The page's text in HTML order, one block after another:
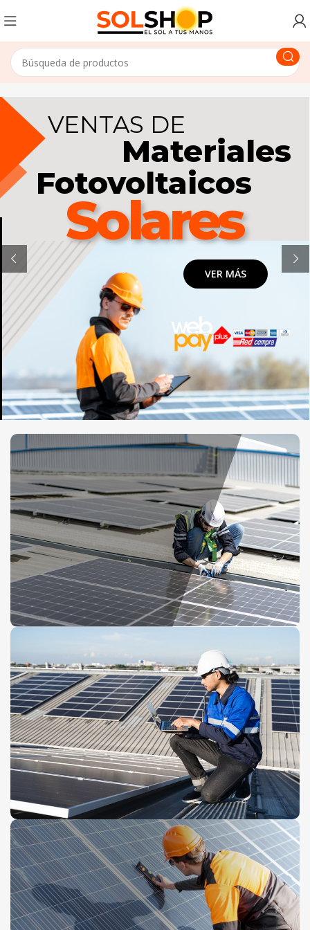
Materiales
Fotovoltaicos
Solares
VER MÁS
VENTAS DE
Seguridad
Productos
Accesorios
PROTECCIÓN
ANTE TODO
Colección 2024
ELECTRICIDAD
Ver Más